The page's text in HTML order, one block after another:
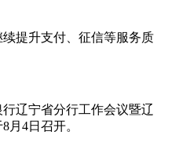
提升支付、征信等服务质
辽宁省分行工作会议暨辽
月4日召开。